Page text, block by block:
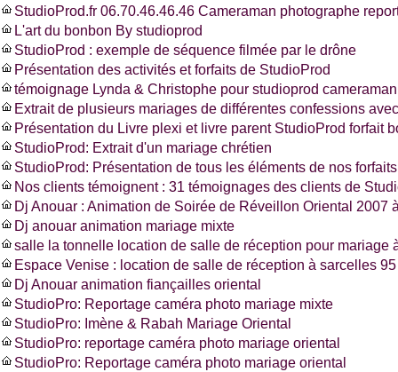
StudioProd.fr 06.70.46.46.46 Cameraman photographe
L'art du bonbon By studioprod
StudioProd : exemple de séquence filmée par le drône
Présentation des activités et forfaits de StudioProd
témoignage Lynda & Christophe pour studioprod
Extrait de plusieurs mariages de différentes confessions
Présentation du Livre plexi et livre parent StudioProd forfait
StudioProd: Extrait d'un mariage chrétien
StudioProd: Présentation de tous les éléments de nos forfaits
Nos clients témoignent : 31 témoignages des clients de
Dj Anouar : Animation de Soirée de Réveillon Oriental 2007
Dj anouar animation mariage mixte
salle la tonnelle location de salle de réception pour mariage
Espace Venise : location de salle de réception à sarcelles
Dj Anouar animation fiançailles oriental
StudioPro: Reportage caméra photo mariage mixte
StudioPro: Imène & Rabah Mariage Oriental
StudioPro: reportage caméra photo mariage oriental
StudioPro: Reportage caméra photo mariage oriental